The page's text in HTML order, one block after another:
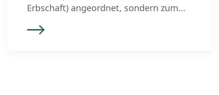
Erbschaft) angeordnet, sondern zum
Ehegatten, Partnerin respektive